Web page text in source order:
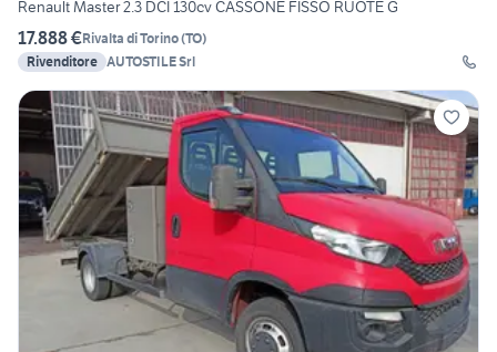
Renault Master 2.3 DCI 130cv CASSONE FISSO RUOTE G
17.888 €Rivalta di Torino(TO)
Rivenditore AUTOSTILE Srl